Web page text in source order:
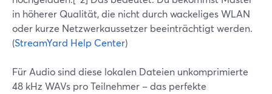
in höherer Qualität, die nicht durch wackeliges WLAN
oder kurze Netzwerkaussetzer beeinträchtigt werden.
(StreamYard Help Center)
Für Audio sind diese lokalen Dateien unkomprimierte
48 kHz WAVs pro Teilnehmer – das perfekte